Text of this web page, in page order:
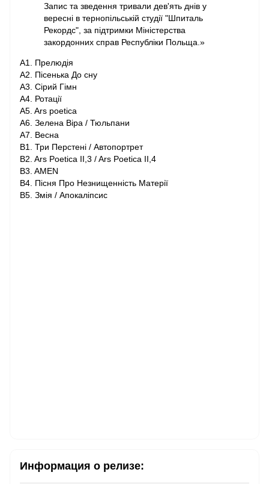
Запис та зведення тривали дев'ять днів у
вересні в тернопільській студії "Шпиталь
Рекордс", за підтримки Міністерства
закордонних справ Республіки Польща.»
A1. Прелюдія
A2. Пісенька До сну
A3. Сірий Гімн
A4. Ротації
A5. Ars poetica
A6. Зелена Віра / Тюльпани
A7. Весна
B1. Три Перстені / Автопортрет
B2. Ars Poetica II,3 / Ars Poetica II,4
B3. AMEN
B4. Пісня Про Незнищенність Матерії
B5. Змія / Апокаліпсис
Информация о релизе: